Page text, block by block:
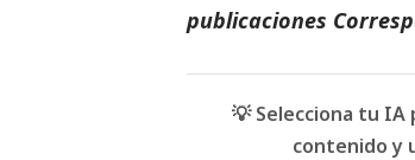
publicaciones
💡 Selecciona tu
contenido y